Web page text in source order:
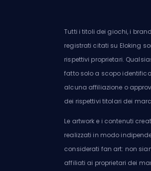
Tutti i titoli dei giochi, i
registrati citati su Eloking
rispettivi proprietari.
fatto solo a scopo
alcuna affiliazione o
dei rispettivi titolari dei
Le artwork e i contenuti
realizzati in modo
considerati fan art: non
affiliati ai proprietari dei